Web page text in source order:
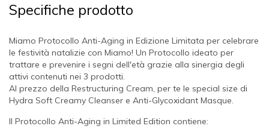
Specifiche prodotto
Miamo Protocollo Anti-Aging in Edizione Limitata per celebrare
le festività natalizie con Miamo! Un Protocollo ideato per
trattare e prevenire i segni dell'età grazie alla sinergia degli
attivi contenuti nei 3 prodotti.
Al prezzo della Restructuring Cream, per te le special size di
Hydra Soft Creamy Cleanser e Anti-Glycoxidant Masque.
Il Protocollo Anti-Aging in Limited Edition contiene: